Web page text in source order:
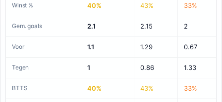
Winst % 40% 43% 33%
Gem. goals 2.1 2.15 2
Voor 1.1 1.29 0.67
Tegen 1 0.86 1.33
BTTS 40% 43% 33%